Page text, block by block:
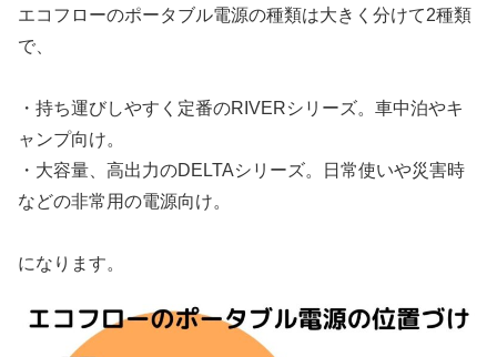
エコフローのポータブル電源の種類は大きく分けて2種類
で、
・持ち運びしやすく定番のRIVERシリーズ。車中泊やキ
ャンプ向け。
・大容量、高出力のDELTAシリーズ。日常使いや災害時
などの非常用の電源向け。
になります。